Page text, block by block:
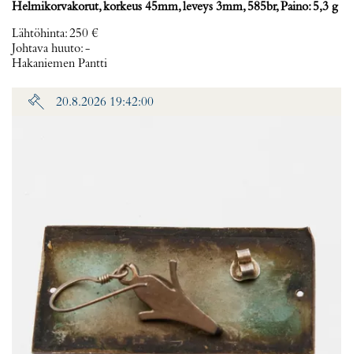
Helmikorvakorut, korkeus 45mm, leveys 3mm, 585br, Paino: 5,3 g
Lähtöhinta:250 €
Johtava huuto:-
Hakaniemen Pantti
20.8.2026 19:42:00